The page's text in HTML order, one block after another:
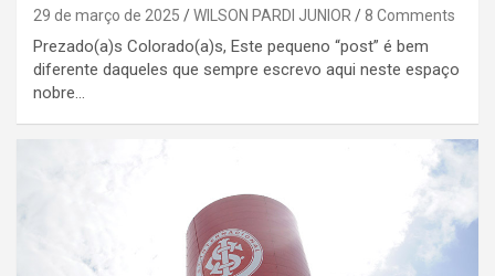
29 de março de 2025 WILSON PARDI JUNIOR 8 Comments
Prezado(a)s Colorado(a)s, Este pequeno “post” é bem
diferente daqueles que sempre escrevo aqui neste espaço
nobre…